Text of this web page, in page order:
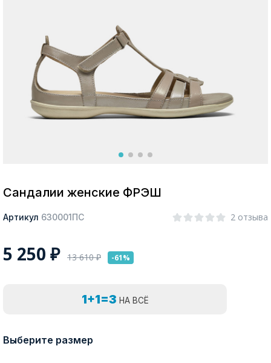
Москва
Да, все верно Изменить город
Сандалии женские ФРЭШ
Артикул 630001ПС 2 отзыва
5 250 ₽ 13 610₽ -61%
1+1=3 НА ВСЁ
Выберите размер